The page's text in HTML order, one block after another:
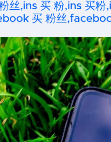
丝,ins 买 粉,ins 买
买 粉丝